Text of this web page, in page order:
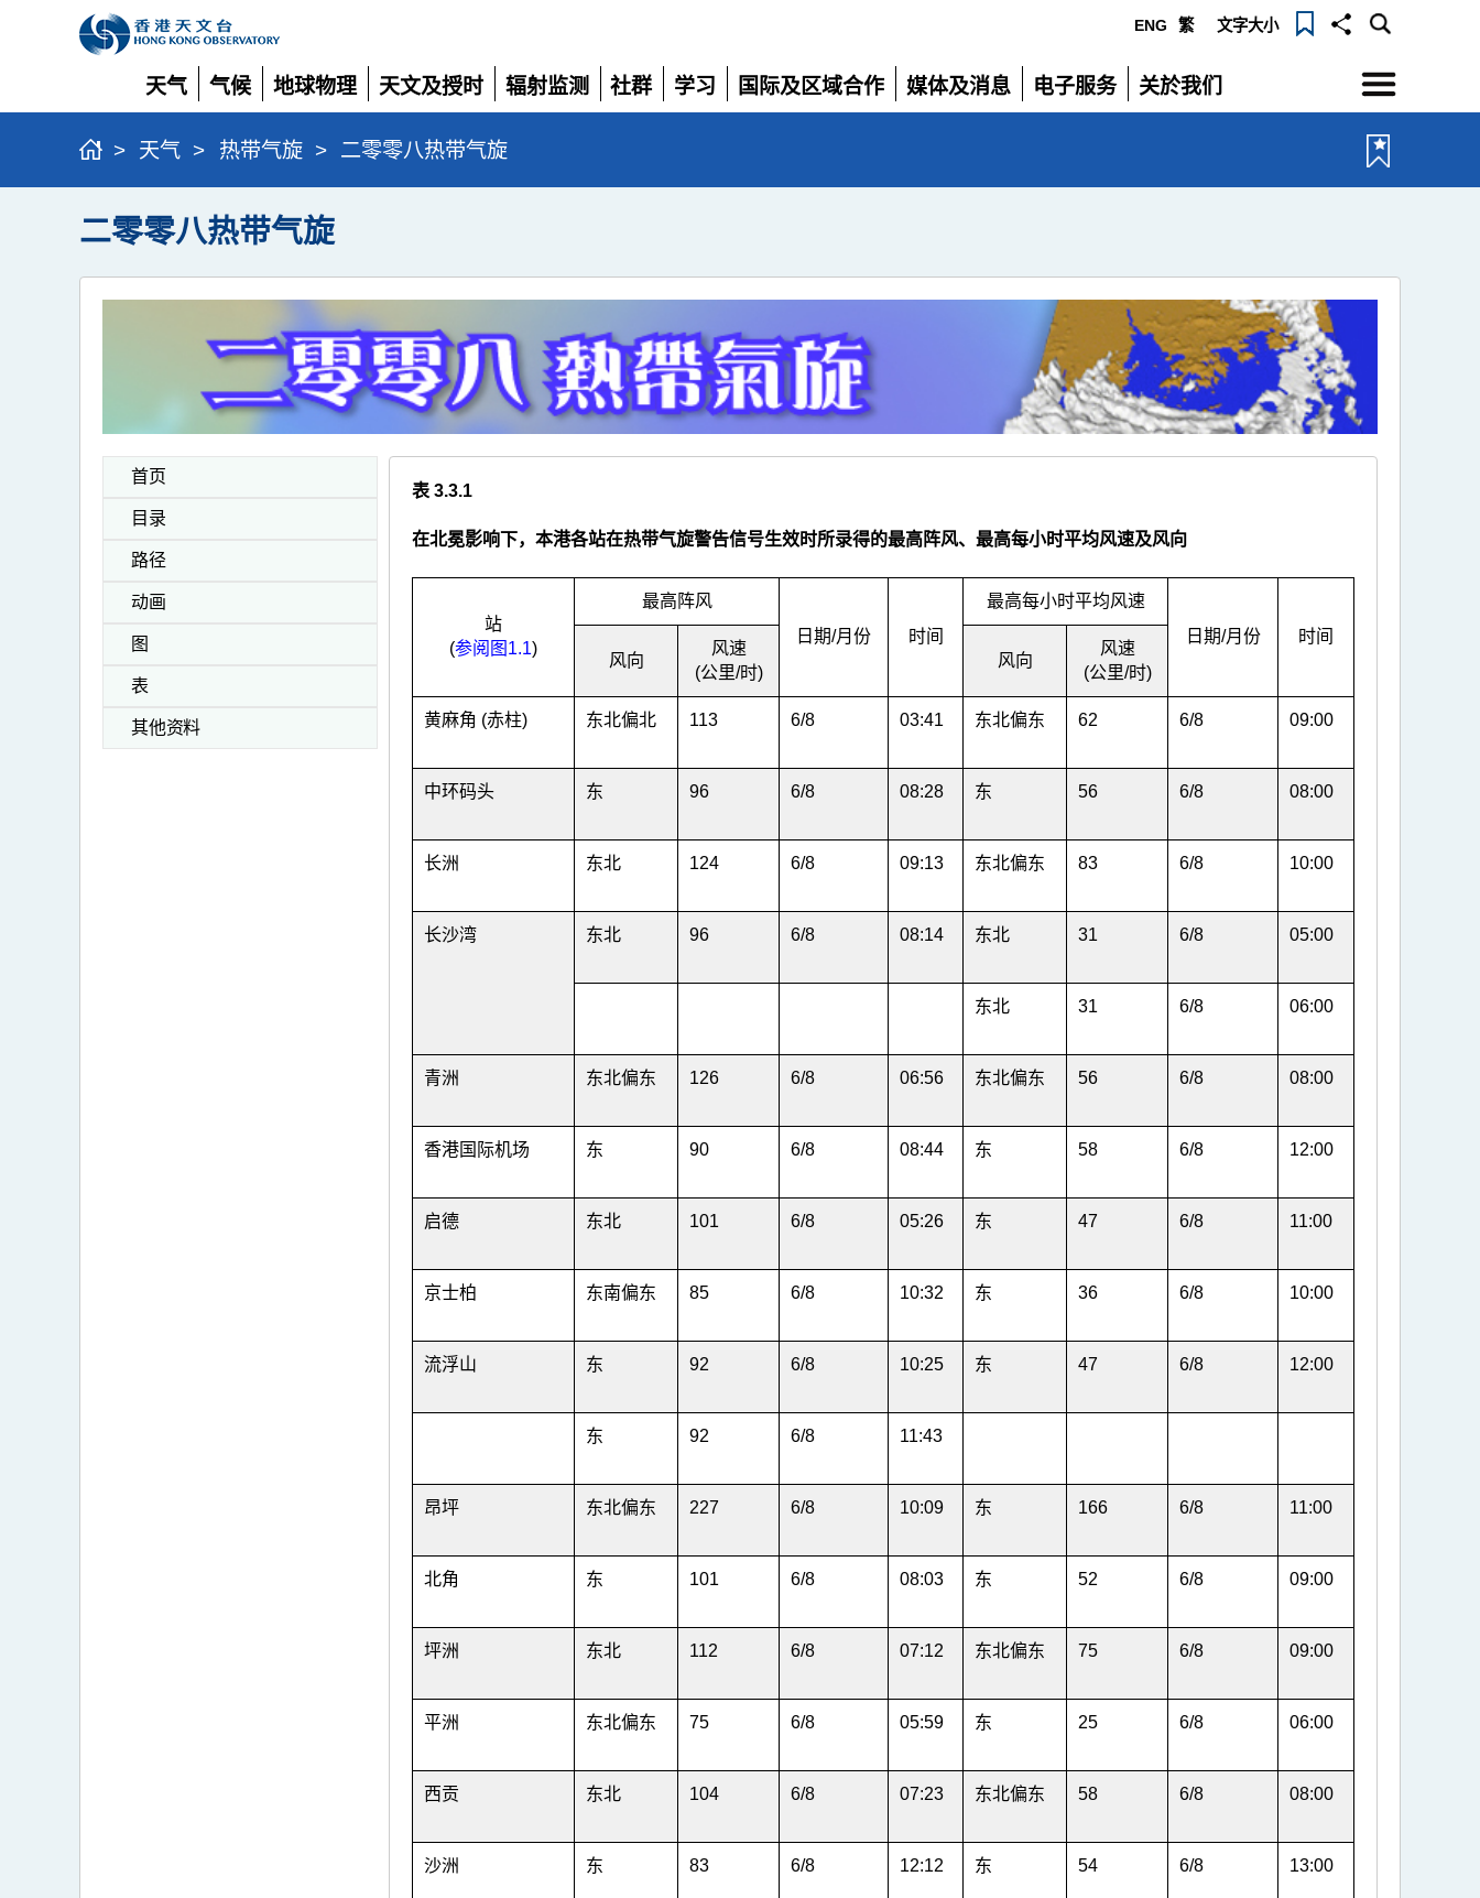
ENG 繁 文字大小
天气
展
开
气候
展
开
地球物理
展
开
天文及授时
展
开
辐射监测
展
开
社群
展
学习
展
国际及区域合作
展
媒体及消息
展
电子服务
展
关於我们
展
选
单
> 天气 > 热带气旋 > 二零零八热带气旋
二零零八热带气旋
首页
目录
路径
动画
图
表
其他资料
表 3.3.1
在北冕影响下，本港各站在热带气旋警告信号生效时所录得的最高阵风、最高每小时平均风速及风向
站
(参阅图1.1)
最高阵风
日期/月份
时间
最高每小时平均风速
日期/月份
时间
风向
风速
(公里/时)
风向
风速
(公里/时)
黄麻角 (赤柱) 东北偏北 113 6/8 03:41 东北偏东 62 6/8 09:00
中环码头 东 96 6/8 08:28 东 56 6/8 08:00
长洲 东北 124 6/8 09:13 东北偏东 83 6/8 10:00
长沙湾 东北 96 6/8 08:14 东北 31 6/8 05:00
东北 31 6/8 06:00
青洲 东北偏东 126 6/8 06:56 东北偏东 56 6/8 08:00
香港国际机场 东 90 6/8 08:44 东 58 6/8 12:00
启德 东北 101 6/8 05:26 东 47 6/8 11:00
京士柏 东南偏东 85 6/8 10:32 东 36 6/8 10:00
流浮山 东 92 6/8 10:25 东 47 6/8 12:00
东 92 6/8 11:43
昂坪 东北偏东 227 6/8 10:09 东 166 6/8 11:00
北角 东 101 6/8 08:03 东 52 6/8 09:00
坪洲 东北 112 6/8 07:12 东北偏东 75 6/8 09:00
平洲 东北偏东 75 6/8 05:59 东 25 6/8 06:00
西贡 东北 104 6/8 07:23 东北偏东 58 6/8 08:00
沙洲 东 83 6/8 12:12 东 54 6/8 13:00